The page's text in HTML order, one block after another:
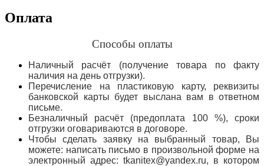
Оплата
Способы оплаты
Наличный расчёт (получение товара по факту
наличия на день отгрузки).
Перечисление на пластиковую карту, реквизиты
банковской карты будет выслана вам в ответном
письме.
Безналичный расчёт (предоплата 100 %), сроки
отгрузки оговариваются в договоре.
Чтобы сделать заявку на выбранный товар, Вы
можете: написать письмо в произвольной форме на
электронный адрес: tkanitex@yandex.ru, в котором